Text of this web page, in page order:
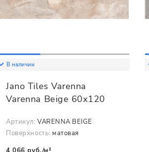
В наличии
Jano Tiles Varenna
Varenna Beige 60х120
Артикул: VARENNA BEIGE
Поверхность: матовая